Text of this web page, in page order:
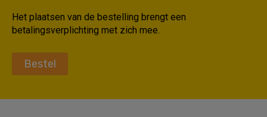
Het plaatsen van de bestelling brengt een
betalingsverplichting met zich mee.
Bestel